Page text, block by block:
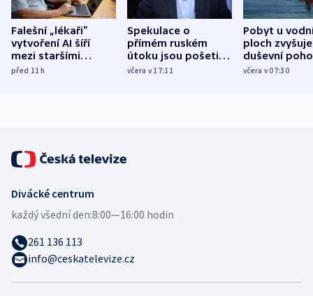
Falešní „lékaři“
vytvoření AI šíří
mezi staršími
Poláky nebezpečné
před 11h
Spekulace o
přímém ruském
útoku jsou pošetilé,
míní estonský
včera v 17:11
Pobyt u
ploch zvyšuje
duševní
ukázala
včera v 07:30
Divácké centrum
každý všední den:8:00—16:00 hodin
261 136 113
info@ceskatelevize.cz